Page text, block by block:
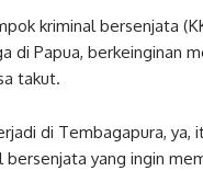
kriminal bersenjata
di Papua, berkeinginan
takut.
di Tembagapura, ya,
bersenjata yang ingin